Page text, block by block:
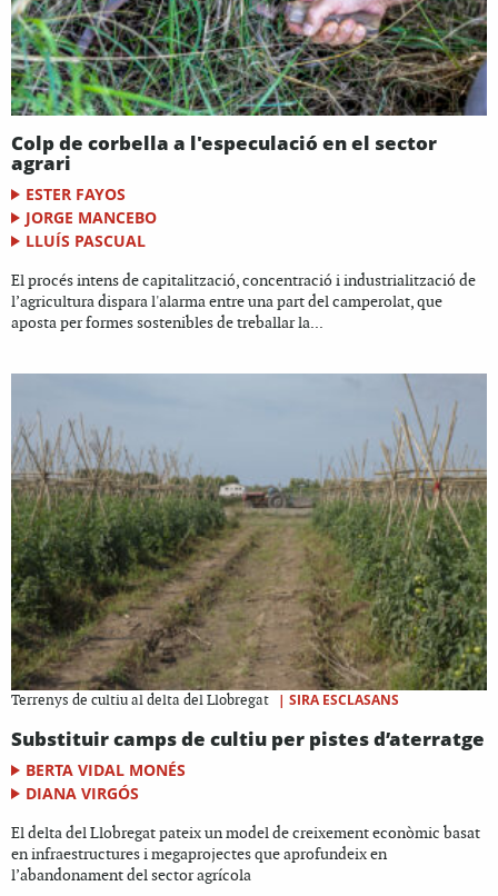
Colp de corbella a l'especulació en el sector
agrari
ESTER FAYOS
JORGE MANCEBO
LLUÍS PASCUAL
El procés intens de capitalització, concentració i industrialització de
l’agricultura dispara l'alarma entre una part del camperolat, que
aposta per formes sostenibles de treballar la...
Terrenys de cultiu al delta del Llobregat | SIRA ESCLASANS
Substituir camps de cultiu per pistes d’aterratge
BERTA VIDAL MONÉS
DIANA VIRGÓS
El delta del Llobregat pateix un model de creixement econòmic basat
en infraestructures i megaprojectes que aprofundeix en
l’abandonament del sector agrícola